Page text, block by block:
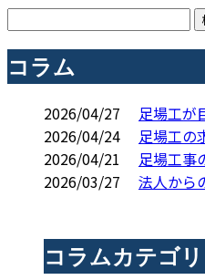
コラム
2026/04/27
足場工が
2026/04/24
足場工の
2026/04/21
足場工事
2026/03/27
法人から
コラムカテゴリ